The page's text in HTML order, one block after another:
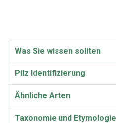
Was Sie wissen sollten
Pilz Identifizierung
Ähnliche Arten
Taxonomie und Etymologie